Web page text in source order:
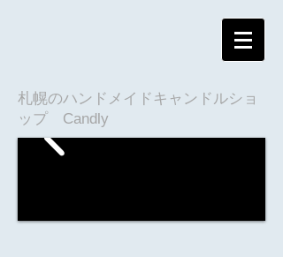
札幌のハンドメイドキャンドルショ
ップ Candly